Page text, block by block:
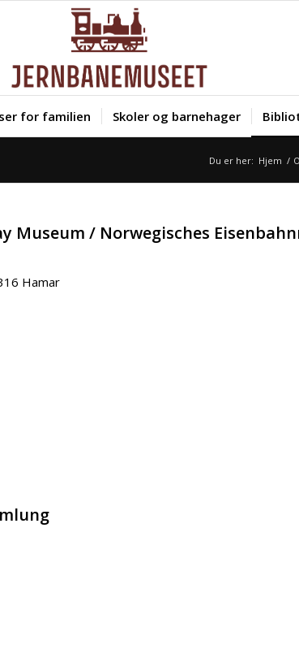
for familien Skoler og barnehager
Du er her: Hjem /
Museum / Norwegisches
Hamar